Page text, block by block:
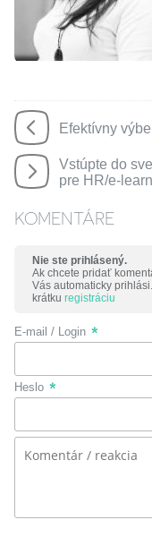
Efektívny
Vstúpte do
pre HR/e-
KOMENTÁRE
Nie ste prihlásený.
Ak chcete pridať
Vás automaticky
krátku registráciu
E-mail / Login
Heslo